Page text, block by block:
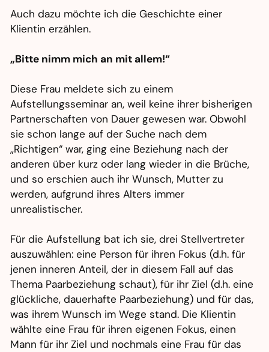
Auch dazu möchte ich die Geschichte einer
Klientin erzählen.
„Bitte nimm mich an mit allem!“
Diese Frau meldete sich zu einem
Aufstellungsseminar an, weil keine ihrer bisherigen
Partnerschaften von Dauer gewesen war. Obwohl
sie schon lange auf der Suche nach dem
„Richtigen“ war, ging eine Beziehung nach der
anderen über kurz oder lang wieder in die Brüche,
und so erschien auch ihr Wunsch, Mutter zu
werden, aufgrund ihres Alters immer
unrealistischer.
Für die Aufstellung bat ich sie, drei Stellvertreter
auszuwählen: eine Person für ihren Fokus (d.h. für
jenen inneren Anteil, der in diesem Fall auf das
Thema Paarbeziehung schaut), für ihr Ziel (d.h. eine
glückliche, dauerhafte Paarbeziehung) und für das,
was ihrem Wunsch im Wege stand. Die Klientin
wählte eine Frau für ihren eigenen Fokus, einen
Mann für ihr Ziel und nochmals eine Frau für das